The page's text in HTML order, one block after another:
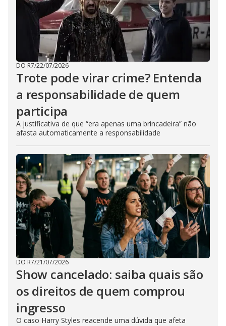
DO R7/22/07/2026
Trote pode virar crime? Entenda
a responsabilidade de quem
participa
A justificativa de que “era apenas uma brincadeira” não
afasta automaticamente a responsabilidade
DO R7/21/07/2026
Show cancelado: saiba quais são
os direitos de quem comprou
ingresso
O caso Harry Styles reacende uma dúvida que afeta